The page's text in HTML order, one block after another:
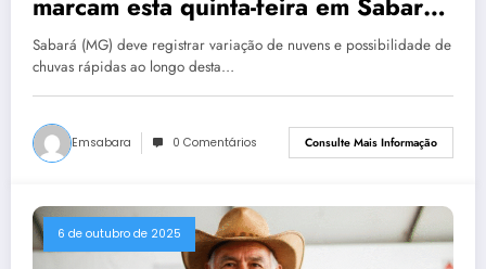
(9)
Sabará (MG) deve registrar variação de nuvens e possibilidade de
chuvas rápidas ao longo desta…
Emsabara 0 Comentários Consulte Mais Informação
6 de outubro de 2025